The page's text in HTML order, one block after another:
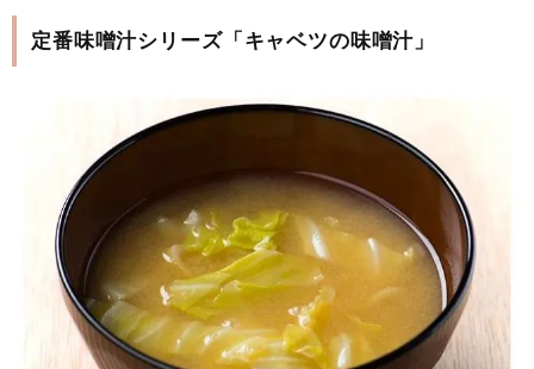
定番味噌汁シリーズ「キャベツの味噌汁」